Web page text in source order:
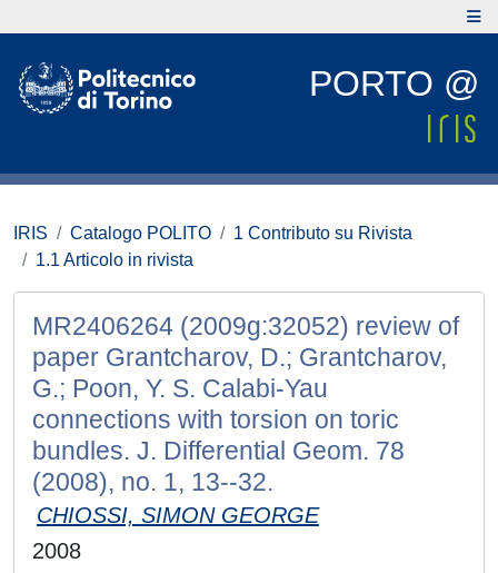
PORTO @
IRIS Catalogo POLITO
1 Contributo su Rivista
1.1 Articolo in rivista
MR2406264 (2009g:32052) review of
paper Grantcharov, D.; Grantcharov,
G.; Poon, Y. S. Calabi-Yau
connections with torsion on toric
bundles. J. Differential Geom. 78
(2008), no. 1, 13--32.
CHIOSSI, SIMON GEORGE
2008